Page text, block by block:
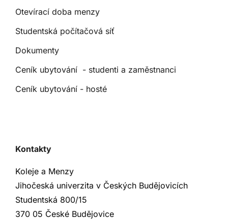
Otevírací doba menzy
Studentská počítačová síť
Dokumenty
Ceník ubytování - studenti a zaměstnanci
Ceník ubytování - hosté
Kontakty
Koleje a Menzy
Jihočeská univerzita v Českých Budějovicích
Studentská 800/15
370 05 České Budějovice